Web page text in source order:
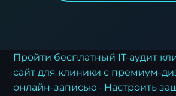
Пройти бесплатный IT-аудит
сайт для клиники с премиум-
онлайн-записью · Настроить
вами для подготовки
трансформации.